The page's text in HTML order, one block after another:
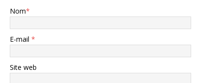
Nom*
E-mail *
Site web